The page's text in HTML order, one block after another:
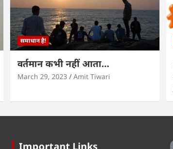
समाधान है!
वर्तमान कभी नहीं आता…
March 29, 2023 Amit Tiwari
Important Links